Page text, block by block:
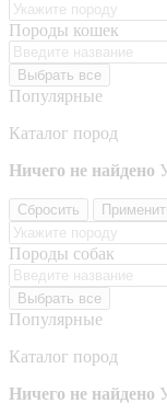
Породы кошек
Выбрать все
Популярные
Каталог пород
Ничего не найдено
Сбросить
Породы собак
Выбрать все
Популярные
Каталог пород
Ничего не найдено